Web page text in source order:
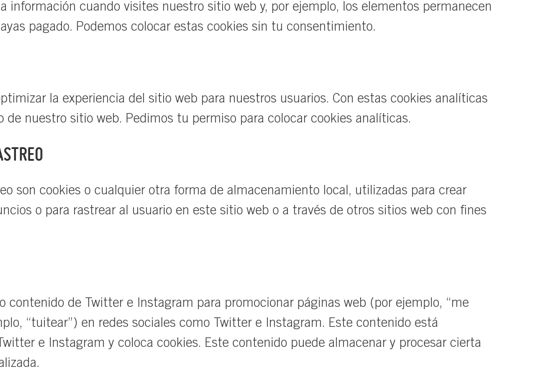
información cuando visites nuestro sitio web y, por ejemplo, los elementos permanecen
pagado. Podemos colocar estas cookies sin tu consentimiento.
la experiencia del sitio web para nuestros usuarios. Con estas cookies analíticas
nuestro sitio web. Pedimos tu permiso para colocar cookies analíticas.
son cookies o cualquier otra forma de almacenamiento local, utilizadas para crear
o para rastrear al usuario en este sitio web o a través de otros sitios web con fines
contenido de Twitter e Instagram para promocionar páginas web (por ejemplo, “me
“tuitear”) en redes sociales como Twitter e Instagram. Este contenido está
e Instagram y coloca cookies. Este contenido puede almacenar y procesar cierta